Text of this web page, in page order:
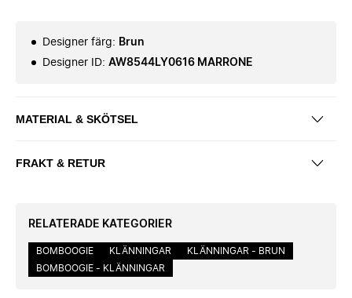
Designer färg: Brun
Designer ID: AW8544LY0616 MARRONE
MATERIAL & SKÖTSEL
FRAKT & RETUR
RELATERADE KATEGORIER
BOMBOOGIE KLÄNNINGAR
KLÄNNINGAR - BRUN
BOMBOOGIE - KLÄNNINGAR